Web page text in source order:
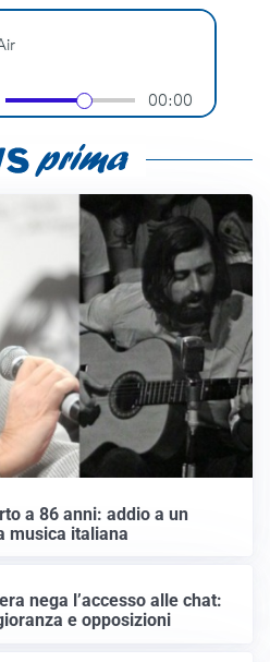
a 86 anni: addio a un
musica italiana
nega l’accesso alle chat:
e opposizioni